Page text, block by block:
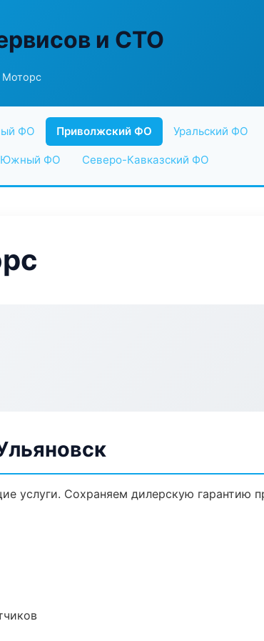
и СТО
Моторс
ФО Приволжский ФО Уральский ФО
Южный ФО Северо-Кавказский ФО
услуги. Сохраняем дилерскую гарантию